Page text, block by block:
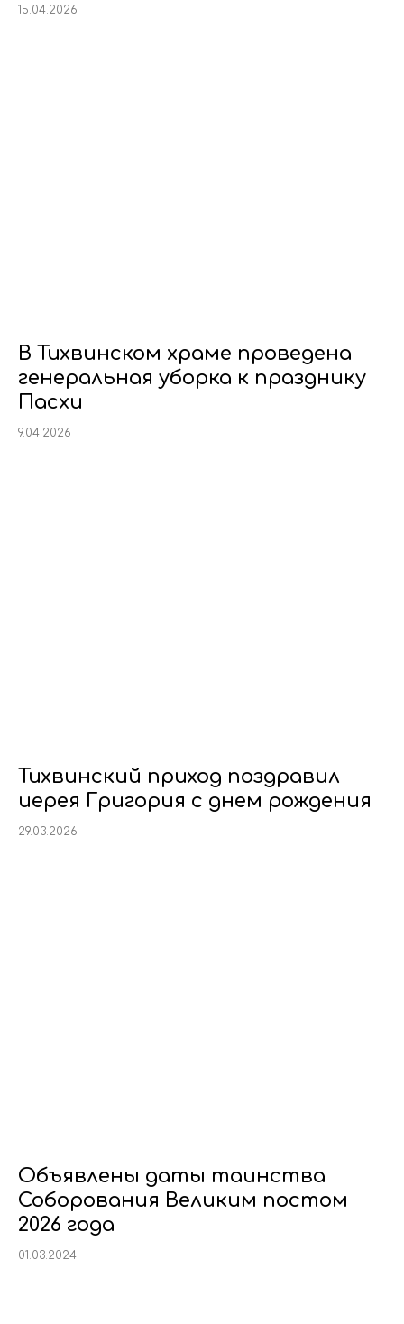
15.04.2026
В Тихвинском храме проведена
генеральная уборка к празднику
Пасхи
9.04.2026
Тихвинский приход поздравил
иерея Григория с днем рождения
29.03.2026
Объявлены даты таинства
Соборования Великим постом
2026 года
01.03.2024